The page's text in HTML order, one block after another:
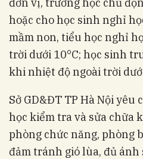
hoặc cho học sinh nghỉ
mầm non, tiểu học nghỉ
trời dưới 10°C; học sinh
khi nhiệt độ ngoài trời
Sở GD&ĐT TP Hà Nội yêu
học kiểm tra và sửa chữa
phòng chức năng, phòng
đảm tránh gió lùa, đủ ánh